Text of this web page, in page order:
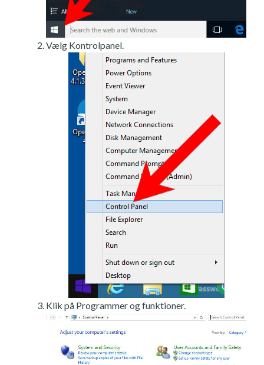
Vælg Kontrolpanel.
Klik på Programmer og funktioner.